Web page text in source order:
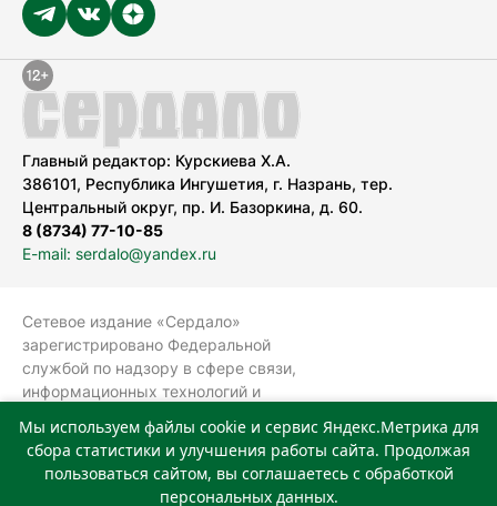
Главный редактор: Курскиева Х.А.
386101, Республика Ингушетия, г. Назрань, тер.
Центральный округ, пр. И. Базоркина, д. 60.
8 (8734) 77-10-85
E-mail: serdalo@yandex.ru
Сетевое издание «Сердало»
зарегистрировано Федеральной
службой по надзору в сфере связи,
информационных технологий и
(Роскомнадзор).
Реестровая запись СМИ: ЭЛ № ФС 77-
78323 от 15.05.2020 г. Учредитель:
Мы используем файлы cookie и сервис Яндекс.Метрика для
сбора статистики и улучшения работы сайта. Продолжая
пользоваться сайтом, вы соглашаетесь с обработкой
персональных данных.